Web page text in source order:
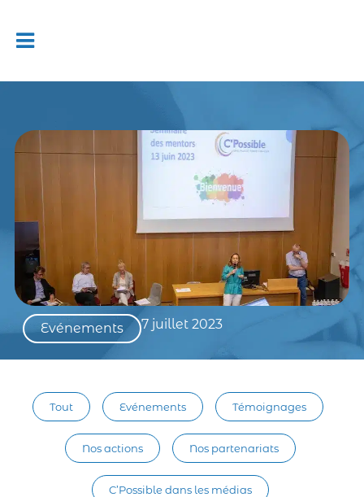
Evénements 7 juillet 2023
Tout Evénements Témoignages
Nos actions Nos partenariats
C’Possible dans les médias